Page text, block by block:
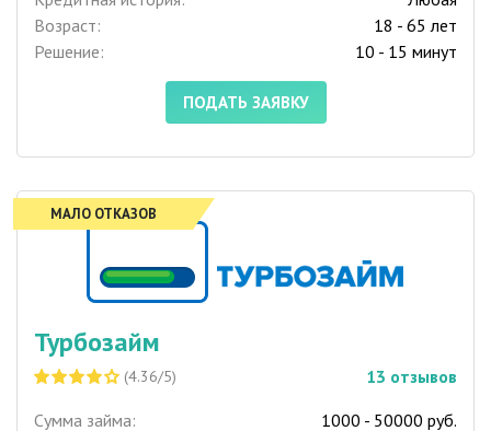
Возраст:
18 - 65 лет
Решение:
10 - 15 минут
ПОДАТЬ ЗАЯВКУ
МАЛО ОТКАЗОВ
Турбозайм
(4.36/5) 13 отзывов
Сумма займа:
1000 - 50000 руб.